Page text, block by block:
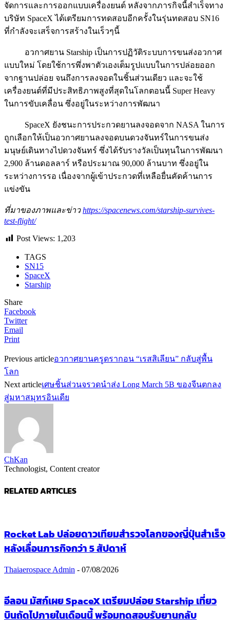
จัดการและการออกแบบเครื่องยนต์ หลังจากภารกิจนี้สำเร็จทาง
บริษัท SpaceX ได้เตรียมการทดสอบอีกครั้งในรุ่นทดสอบ SN16
ที่กำลังจะเสร็จการสร้างในเร็วๆนี้
อวกาศยาน Starship เป็นการปฏิวัติระบบการขนส่งอวกาศ
แบบใหม่ โดยใช้การพึ่งพาตัวเองเต็มรูปแบบในการปล่อยออก
จากฐานปล่อย จนถึงการลงจอดในชิ้นส่วนเดียว และจะใช้
เครื่องยนต์ที่มีประสิทธิภาพสูงที่สุดในโลกตอนนี้ Super Heavy
ในการขับเคลื่อน ซึ่งอยู่ในระหว่างการพัฒนา
SpaceX ยังชนะการประกวดยานลงจอดจาก NASA ในการ
ถูกเลือกให้เป็นอวกาศยานลงจอดบนดวงจันทร์ในการขนส่ง
มนุษย์เดินทางไปดวงจันทร์ ซึ่งได้รับรางวัลเป็นทุนในการพัฒนา
2,900 ล้านดอลลาร์ หรือประมาณ 90,000 ล้านบาท ซึ่งอยู่ใน
ระหว่างการรอ เนื่องจากผู้เข้าประกวดที่เหลือยื่นคัดค้านการ
แข่งขัน
ที่มาของภาพและข่าวhttps://spacenews.com/starship-survives-
test-flight/
Post Views: 1,203
TAGS
SN15
SpaceX
Starship
Share
Facebook
Twitter
Email
Print
Previous articleอวกาศยานครูดรากอน “เรสสิเลียน” กลับสู่พื้น
โลก
Next articleเศษชิ้นส่วนจรวดนำส่ง Long March 5B ของจีนตกลง
สู่มหาสมุทรอินเดีย
ChKan
Technologist, Content creator
RELATED ARTICLES
Rocket Lab ปล่อยดาวเทียมสำรวจโลกของญี่ปุ่นสำเร็จ
หลังเลื่อนภารกิจกว่า 5 สัปดาห์
Thaiaerospace Admin - 07/08/2026
อีลอน มัสก์เผย SpaceX เตรียมปล่อย Starship เที่ยว
บินถัดไปภายในเดือนนี้ พร้อมทดสอบรับยานกลับ